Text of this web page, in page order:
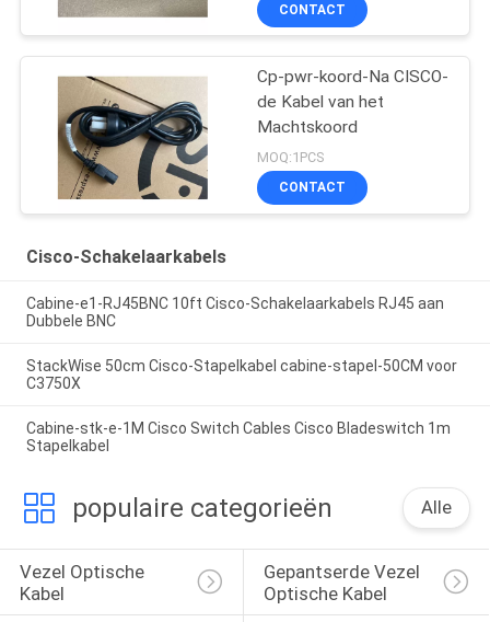
CONTACT
Cp-pwr-koord-Na CISCO-
de Kabel van het
Machtskoord
MOQ:1PCS
CONTACT
Cisco-Schakelaarkabels
Cabine-e1-RJ45BNC 10ft Cisco-Schakelaarkabels RJ45 aan
Dubbele BNC
StackWise 50cm Cisco-Stapelkabel cabine-stapel-50CM voor
C3750X
Cabine-stk-e-1M Cisco Switch Cables Cisco Bladeswitch 1m
Stapelkabel
populaire categorieën Alle
Vezel Optische
Kabel
Gepantserde Vezel
Optische Kabel